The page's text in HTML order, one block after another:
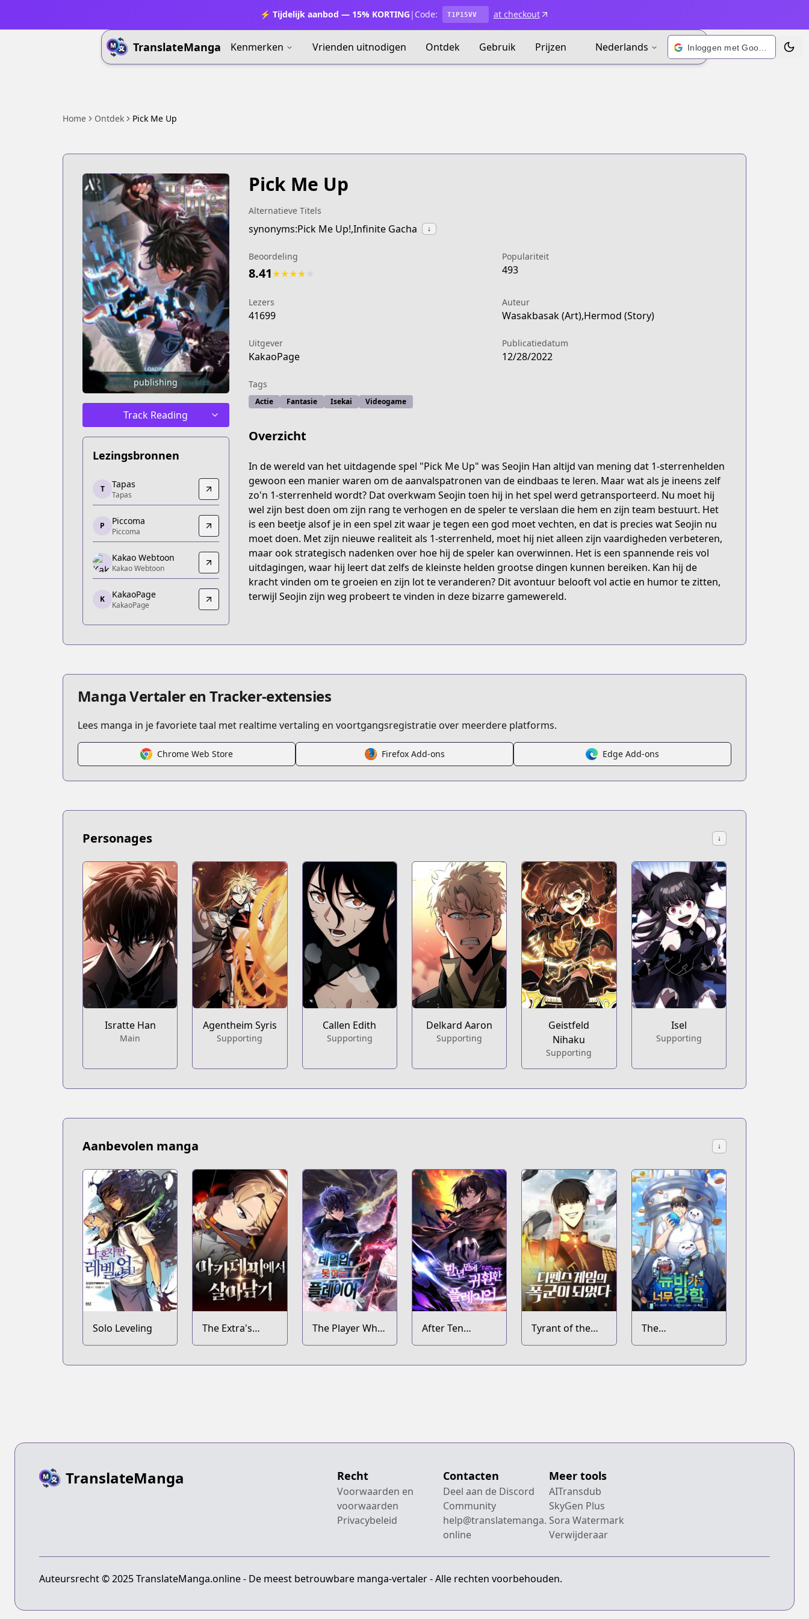
⚡ Tijdelijk aanbod — 15% KORTING | Code: T1P15VV at checkout
TranslateManga Kenmerken Vrienden uitnodigen Ontdek Gebruik Prijzen Nederlands
Home Ontdek Pick Me Up
publishing
Track Reading
Lezingsbronnen
Tapas
Tapas
https://tapas.io/series/pick-me-up/info
Piccoma
Piccoma
https://piccoma.com/web/product/121552
Kakao Webtoon
Kakao Webtoon
https://webtoon.kakao.com/content/픽-미-업/3205
KakaoPage
KakaoPage
T Tapas
Tapas
P Piccoma
Piccoma
Kakao Webtoon
Kakao Webtoon
K KakaoPage
KakaoPage
Pick Me Up
Alternatieve Titels
synonyms:Pick Me Up!,Infinite Gacha ↓
Beoordeling
8.41★★★★
Populariteit
493
Lezers
41699
Auteur
Wasakbasak (Art),Hermod (Story)
Uitgever
KakaoPage
Publicatiedatum
12/28/2022
Tags
Actie Fantasie Isekai Videogame
Overzicht
In de wereld van het uitdagende spel "Pick Me Up" was Seojin Han altijd van mening dat 1-sterrenhelden
gewoon een manier waren om de aanvalspatronen van de eindbaas te leren. Maar wat als je ineens zelf
zo'n 1-sterrenheld wordt? Dat overkwam Seojin toen hij in het spel werd getransporteerd. Nu moet hij
wel zijn best doen om zijn rang te verhogen en de speler te verslaan die hem en zijn team bestuurt. Het
is een beetje alsof je in een spel zit waar je tegen een god moet vechten, en dat is precies wat Seojin nu
moet doen. Met zijn nieuwe realiteit als 1-sterrenheld, moet hij niet alleen zijn vaardigheden verbeteren,
maar ook strategisch nadenken over hoe hij de speler kan overwinnen. Het is een spannende reis vol
uitdagingen, waar hij leert dat zelfs de kleinste helden grootse dingen kunnen bereiken. Kan hij de
kracht vinden om te groeien en zijn lot te veranderen? Dit avontuur belooft vol actie en humor te zitten,
terwijl Seojin zijn weg probeert te vinden in deze bizarre gamewereld.
Manga Vertaler en Tracker-extensies
Lees manga in je favoriete taal met realtime vertaling en voortgangsregistratie over meerdere platforms.
Chrome Web Store Firefox Add-ons Edge Add-ons
Personages ↓
Isratte Han
Main
Agentheim Syris
Supporting
Callen Edith
Supporting
Delkard Aaron
Supporting
Geistfeld
Nihaku
Supporting
Isel
Supporting
Aanbevolen manga ↓
Solo Leveling
The Extra's
Academy
The Player Who
Can't Level Up
After Ten
Millennia in Hell
Tyrant of the
Tower Defense
The
Overpowered
TranslateManga Recht
Voorwaarden en
voorwaarden
Privacybeleid
Contacten
Deel aan de Discord
Community
help@translatemanga.
online
Meer tools
AITransdub
SkyGen Plus
Sora Watermark
Verwijderaar
Auteursrecht © 2025 TranslateManga.online - De meest betrouwbare manga-vertaler - Alle rechten voorbehouden.